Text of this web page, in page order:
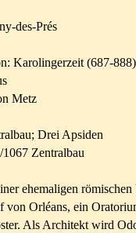
des-Prés
Karolingerzeit (687-
Metz
Drei Apsiden
Zentralbau
ehemaligen
von Orléans, ein
Als Architekt wird